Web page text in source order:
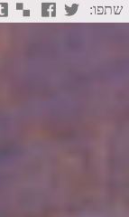
שתפו: